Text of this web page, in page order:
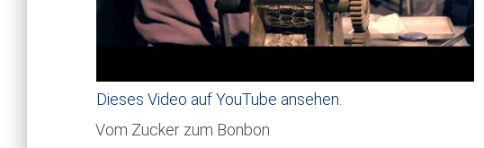
Dieses Video auf YouTube ansehen
Vom Zucker zum Bonbon